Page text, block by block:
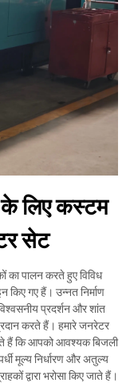
लिए कस्टम
सेट
का पालन करते हुए विविध
किए गए हैं। उन्नत निर्माण
प्रदर्शन और शांत
करते हैं। हमारे जनरेटर
हैं कि आपको आवश्यक बिजली
मूल्य निर्धारण और अतुल्य
द्वारा भरोसा किए जाते हैं।